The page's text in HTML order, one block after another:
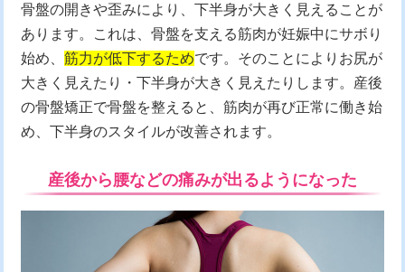
骨盤の開きや歪みにより、下半身が大きく見えることが
あります。これは、骨盤を支える筋肉が妊娠中にサボり
始め、筋力が低下するためです。そのことによりお尻が
大きく見えたり・下半身が大きく見えたりします。産後
の骨盤矯正で骨盤を整えると、筋肉が再び正常に働き始
め、下半身のスタイルが改善されます。
産後から腰などの痛みが出るようになった